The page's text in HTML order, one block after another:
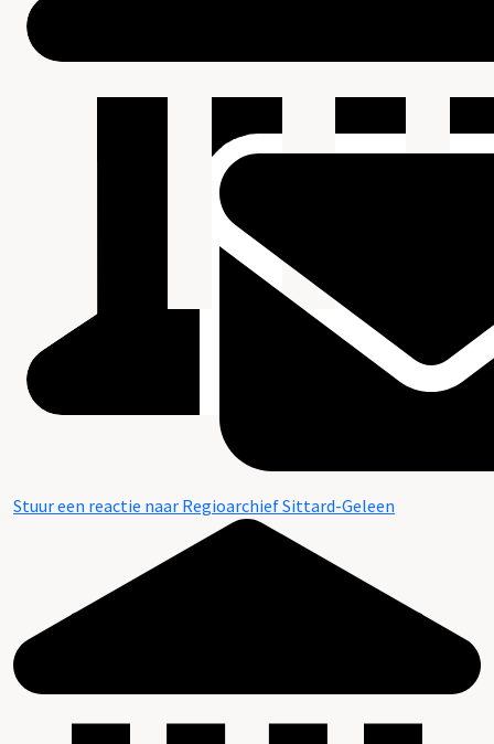
Stuur een reactie naar Regioarchief Sittard-Geleen